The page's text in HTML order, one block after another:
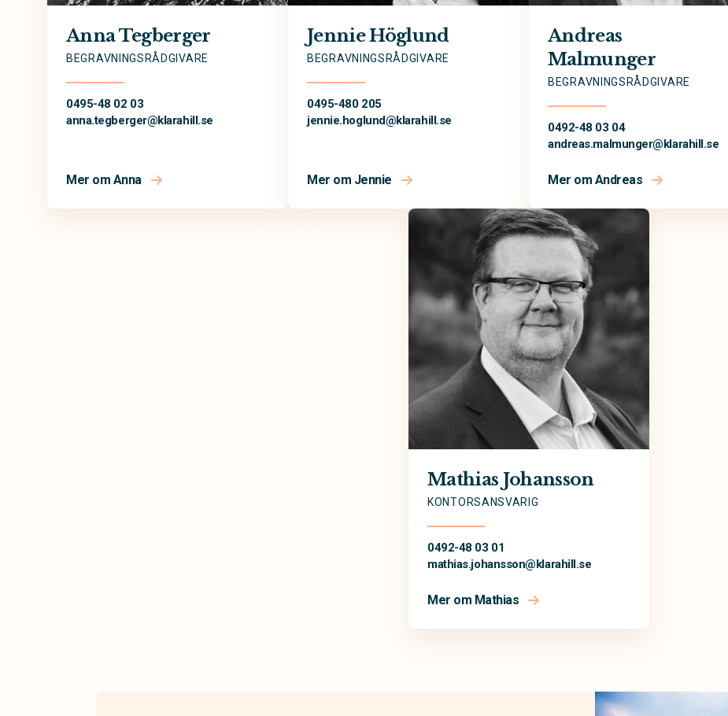
Anna Tegberger
BEGRAVNINGSRÅDGIVARE
0495-48 02 03
anna.tegberger@klarahill.se
Mer om Anna
Jennie Höglund
BEGRAVNINGSRÅDGIVARE
0495-480 205
jennie.hoglund@klarahill.se
Mer om Jennie
Andreas
Malmunger
BEGRAVNINGSRÅDGIVARE
0492-48 03 04
andreas.malmunger@klarahill.se
Mer om Andreas
Mathias Johansson
KONTORSANSVARIG
0492-48 03 01
mathias.johansson@klarahill.se
Mer om Mathias